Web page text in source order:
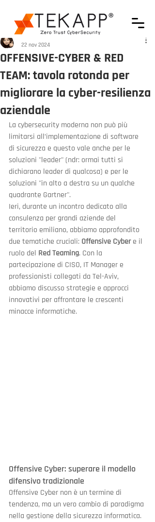
OFFENSIVE-CYBER & RED
TEAM: tavola rotonda per
migliorare la cyber-resilienza
aziendale
Francesca Iattici
22 nov 2024
La cybersecurity moderna non può più
limitarsi all’implementazione di software
di sicurezza e questo vale anche per le
soluzioni "leader" (ndr: ormai tutti si
dichiarano leader di qualcosa) e per le
soluzioni "in alto a destra su un qualche
quadrante Gartner".
Ieri, durante un incontro dedicato alla
consulenza per grandi aziende del
territorio emiliano, abbiamo approfondito
due tematiche cruciali: Offensive Cyber e il
ruolo del Red Teaming. Con la
partecipazione di CISO, IT Manager e
professionisti collegati da Tel-Aviv,
abbiamo discusso strategie e approcci
innovativi per affrontare le crescenti
minacce informatiche.
Offensive Cyber: superare il modello
difensivo tradizionale
Offensive Cyber non è un termine di
tendenza, ma un vero cambio di paradigma
nella gestione della sicurezza informatica.